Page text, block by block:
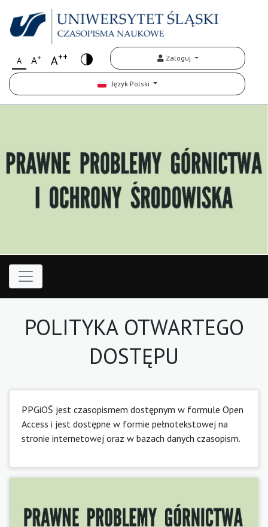
A A+ A++ Zaloguj
Język Polski
POLITYKA OTWARTEGO
DOSTĘPU
PPGiOŚ jest czasopismem dostępnym w formule Open
Access i jest dostępne w formie pełnotekstowej na
stronie internetowej oraz w bazach danych czasopism.